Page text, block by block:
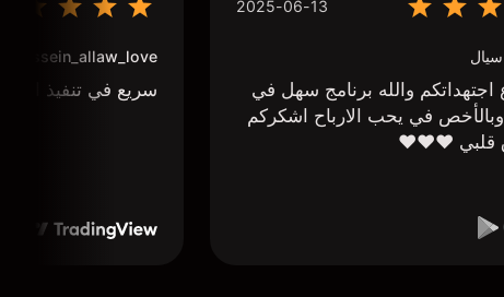
2025-06-13
والله برنامج سهل في
في يحب الارباح اشكركم
قلبي ❤️❤️❤️
houssein_allaw_love
سريع في تنفيذ